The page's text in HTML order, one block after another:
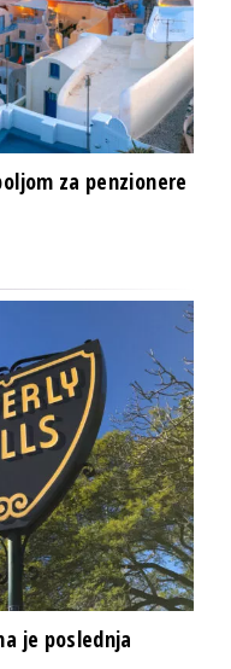
za penzionere
je poslednja